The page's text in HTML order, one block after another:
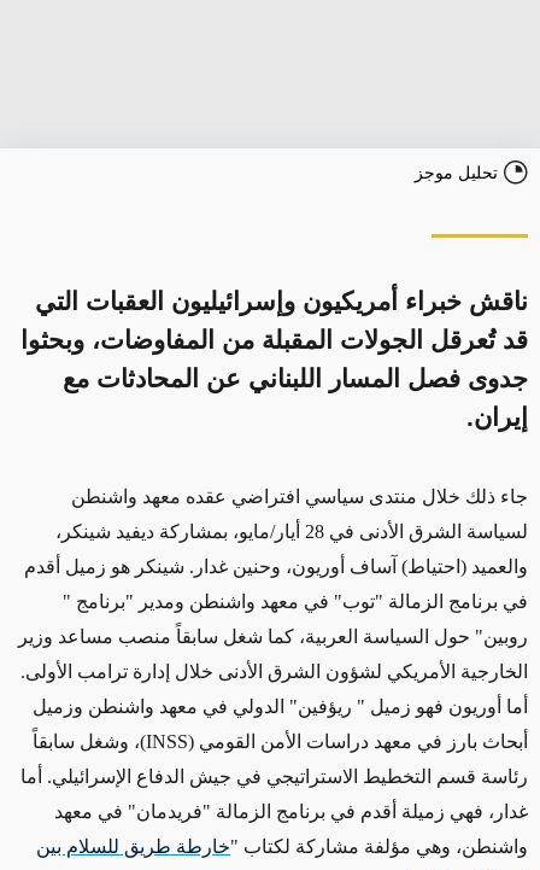
تحليل موجز
ناقش خبراء أمريكيون وإسرائيليون العقبات التي
قد تُعرقل الجولات المقبلة من المفاوضات، وبحثوا
جدوى فصل المسار اللبناني عن المحادثات مع
إيران.
جاء ذلك خلال منتدى سياسي افتراضي عقده معهد واشنطن
لسياسة الشرق الأدنى في 28 أيار/مايو، بمشاركة ديفيد شينكر،
والعميد (احتياط) آساف أوريون، وحنين غدار. شينكر هو زميل أقدم
في برنامج الزمالة "توب" في معهد واشنطن ومدير "برنامج "
روبين" حول السياسة العربية، كما شغل سابقاً منصب مساعد وزير
الخارجية الأمريكي لشؤون الشرق الأدنى خلال إدارة ترامب الأولى.
أما أوريون فهو زميل " ريؤفين" الدولي في معهد واشنطن وزميل
أبحاث بارز في معهد دراسات الأمن القومي (INSS)
، وشغل سابقاً
رئاسة قسم التخطيط الاستراتيجي في جيش الدفاع الإسرائيلي. أما
غدار، فهي زميلة أقدم في برنامج الزمالة "فريدمان" في معهد
واشنطن، وهي مؤلفة مشاركة لكتاب "خارطة طريق للسلام بين